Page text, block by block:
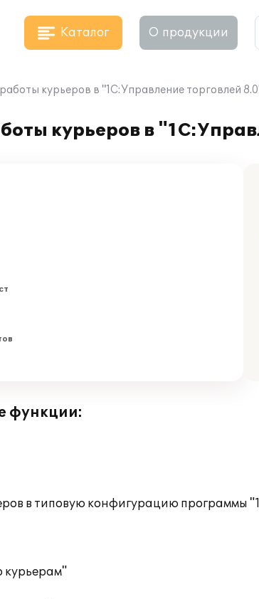
Каталог О продукции
курьеров в "1С:Управление торговлей
курьеров в
функции:
в типовую конфигурацию программы
курьерам"